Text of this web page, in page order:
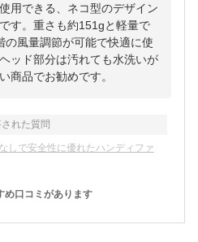
用できる、ネコ型のデザイン
す。重さも約151gと軽量で
の風量調節が可能で快適に使
ッド部分は汚れても水洗いが
商品でお勧めです。
された質問
しで安全性に優れたハンディファ
め口コミがあります